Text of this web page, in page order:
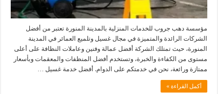
مؤسسة دهب جروب للخدمات المنزلية بالمدينة المنورة تعتبر من أفضل
الشركات الرائدة والمتميزة في مجال غسيل وتلميع العمائر في المدينة
المنورة، حيث تمتلك الشركة أفضل عمالة وفنين وعاملات النظافة على أعلى
مستوى من الكفاءة والخبرة، وتستخدم أفضل المنظفات والمعقمات وبأسعار
ممتازة ورائعة، نحن في خدمتكم على الدوام. أفضل خدمة غسيل …
أكمل القراءة »